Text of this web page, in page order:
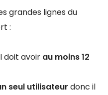
grandes lignes du
:
doit avoir au moins 12
seul utilisateur donc il